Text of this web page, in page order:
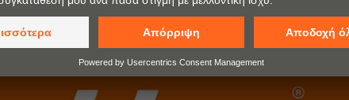
Play
Video